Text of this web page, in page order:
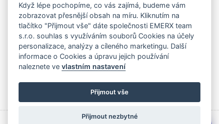
Když lépe pochopíme, co vás zajímá, budeme vám
zobrazovat přesnější obsah na míru. Kliknutím na
tlačítko "Přijmout vše" dáte společnosti EMERX team
s.r.o. souhlas s využíváním souborů Cookies na účely
personalizace, analýzy a cíleného marketingu. Další
informace o Cookies a úpravu jejich používání
naleznete vevlastním nastavení
Přijmout vše
Přijmout nezbytné